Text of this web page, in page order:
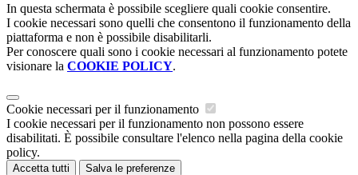
In questa schermata è possibile scegliere quali cookie consentire.
I cookie necessari sono quelli che consentono il funzionamento della
piattaforma e non è possibile disabilitarli.
Per conoscere quali sono i cookie necessari al funzionamento potete
visionare la COOKIE POLICY.
Cookie necessari per il funzionamento
I cookie necessari per il funzionamento non possono essere
disabilitati. È possibile consultare l'elenco nella pagina della cookie
policy.
Accetta tutti Salva le preferenze